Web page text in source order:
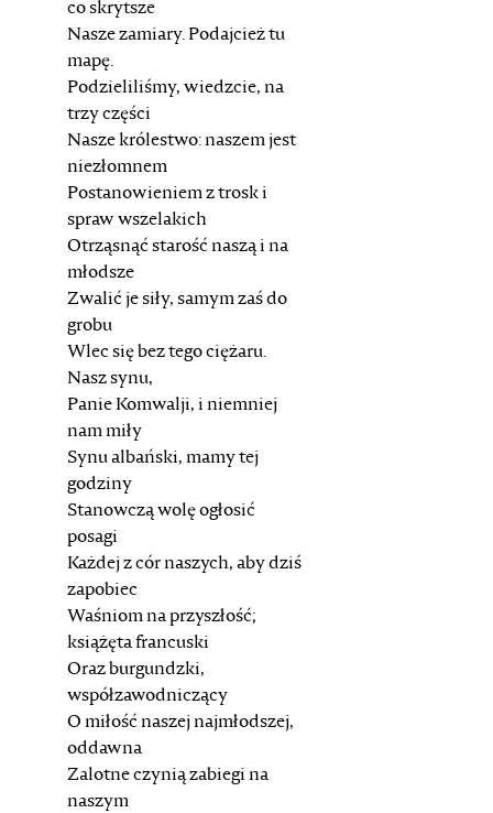
co skrytsze
Nasze zamiary. Podajcież tu
mapę.
Podzieliliśmy, wiedzcie, na
trzy części
Nasze królestwo: naszem jest
niezłomnem
Postanowieniem z trosk i
spraw wszelakich
Otrząsnąć starość naszą i na
młodsze
Zwalić je siły, samym zaś do
grobu
Wlec się bez tego ciężaru.
Nasz synu,
Panie Komwalji, i niemniej
nam miły
Synu albański, mamy tej
godziny
Stanowczą wolę ogłosić
posagi
Każdej z cór naszych, aby dziś
zapobiec
Waśniom na przyszłość;
książęta francuski
Oraz burgundzki,
współzawodniczący
O miłość naszej najmłodszej,
oddawna
Zalotne czynią zabiegi na
naszym